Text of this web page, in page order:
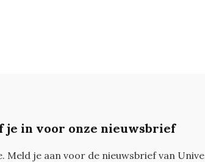
je in voor onze nieuwsbrief
Meld je aan voor de nieuwsbrief van